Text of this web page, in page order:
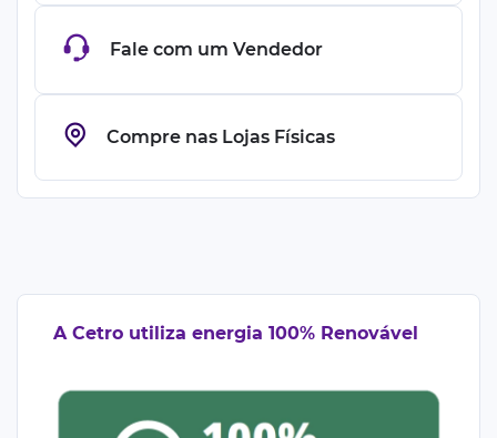
Fale com um Vendedor
Compre nas Lojas Físicas
A Cetro utiliza energia 100% Renovável